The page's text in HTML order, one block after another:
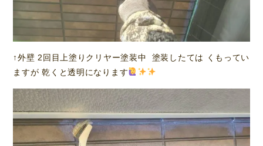
↑外壁 2回目上塗りクリヤー塗装中 塗装したては くもってい
ますが 乾くと透明になります